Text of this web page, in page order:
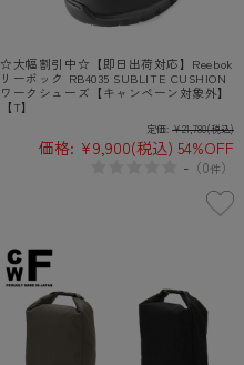
☆大幅割引中☆【即日出荷対応】Reebok
リーボック RB4035 SUBLITE CUSHION
ワークシューズ【キャンペーン対象外】
【T】
定価: ¥21,780(税込)
価格: ¥9,900(税込) 54%OFF
- （0件）